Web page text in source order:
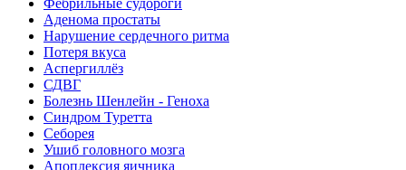
Фебрильные судороги
Аденома простаты
Нарушение сердечного ритма
Потеря вкуса
Аспергиллёз
СДВГ
Болезнь Шенлейн - Геноха
Синдром Туретта
Себорея
Ушиб головного мозга
Апоплексия яичника